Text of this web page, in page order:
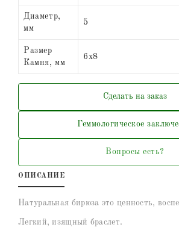
Диаметр,
мм
5
Размер
Камня, мм
6х8
Сделать на заказ
Геммологическое
Вопросы есть?
ОПИСАНИЕ
Натуральная бирюза это ценность,
Легкий, изящный браслет.